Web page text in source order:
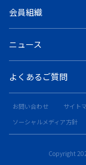
会員組織
ニュース
よくあるご質問
お問い合わせ サイト
ソーシャルメディア方針
Copyright